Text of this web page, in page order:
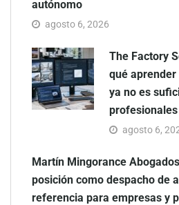
autónomo
agosto 6, 2026
The Factory
qué
ya no es
agosto 6,
Martín Mingorance
posición como despacho de
referencia para empresas y